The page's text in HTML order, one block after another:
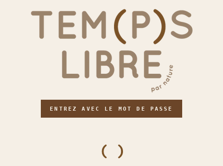
ENTREZ AVEC LE MOT DE PASSE